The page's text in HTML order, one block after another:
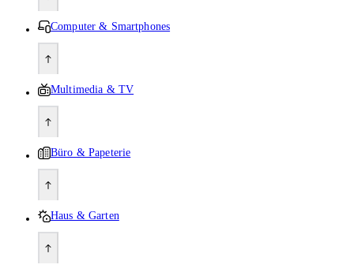
Computer & Smartphones
Multimedia & TV
Büro & Papeterie
Haus & Garten